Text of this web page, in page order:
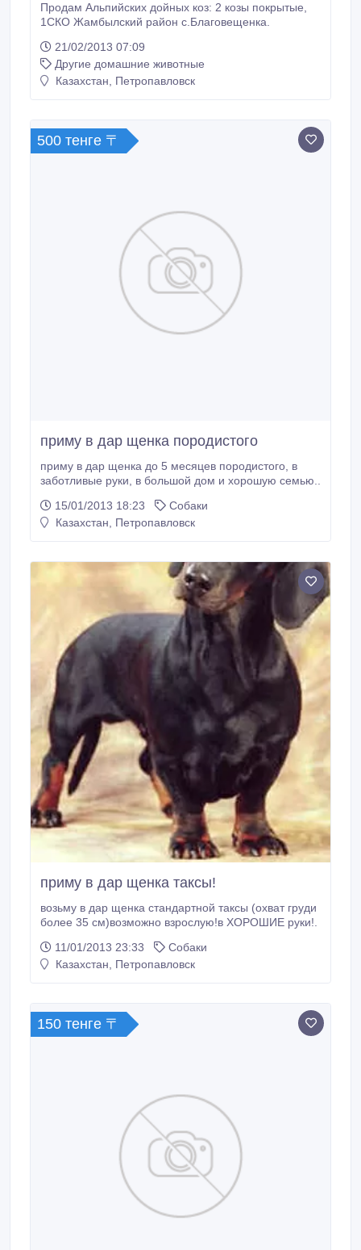
Продам Альпийских дойных коз: 2 козы покрытые,
1СКО Жамбылский район с.Благовещенка.
21/02/2013 07:09
Другие домашние животные
Казахстан, Петропавловск
500 тенге 〒
приму в дар щенка породистого
приму в дар щенка до 5 месяцев породистого, в
заботливые руки, в большой дом и хорошую семью..
15/01/2013 18:23
Собаки
Казахстан, Петропавловск
приму в дар щенка таксы!
возьму в дар щенка стандартной таксы (охват груди
более 35 см)возможно взрослую!в ХОРОШИЕ руки!.
11/01/2013 23:33
Собаки
Казахстан, Петропавловск
150 тенге 〒